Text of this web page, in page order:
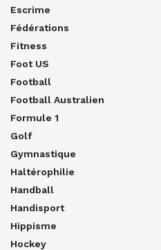
Escrime
Fédérations
Fitness
Foot US
Football
Football Australien
Formule 1
Golf
Gymnastique
Haltérophilie
Handball
Handisport
Hippisme
Hockey